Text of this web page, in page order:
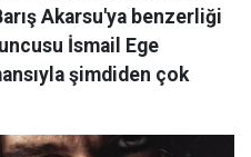
Akarsu'ya benzerliği
İsmail Ege
şimdiden çok